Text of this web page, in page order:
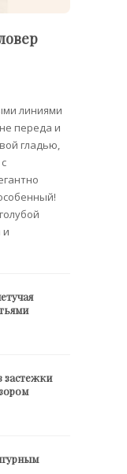
линиями
переда и
гладью,
и
застежки